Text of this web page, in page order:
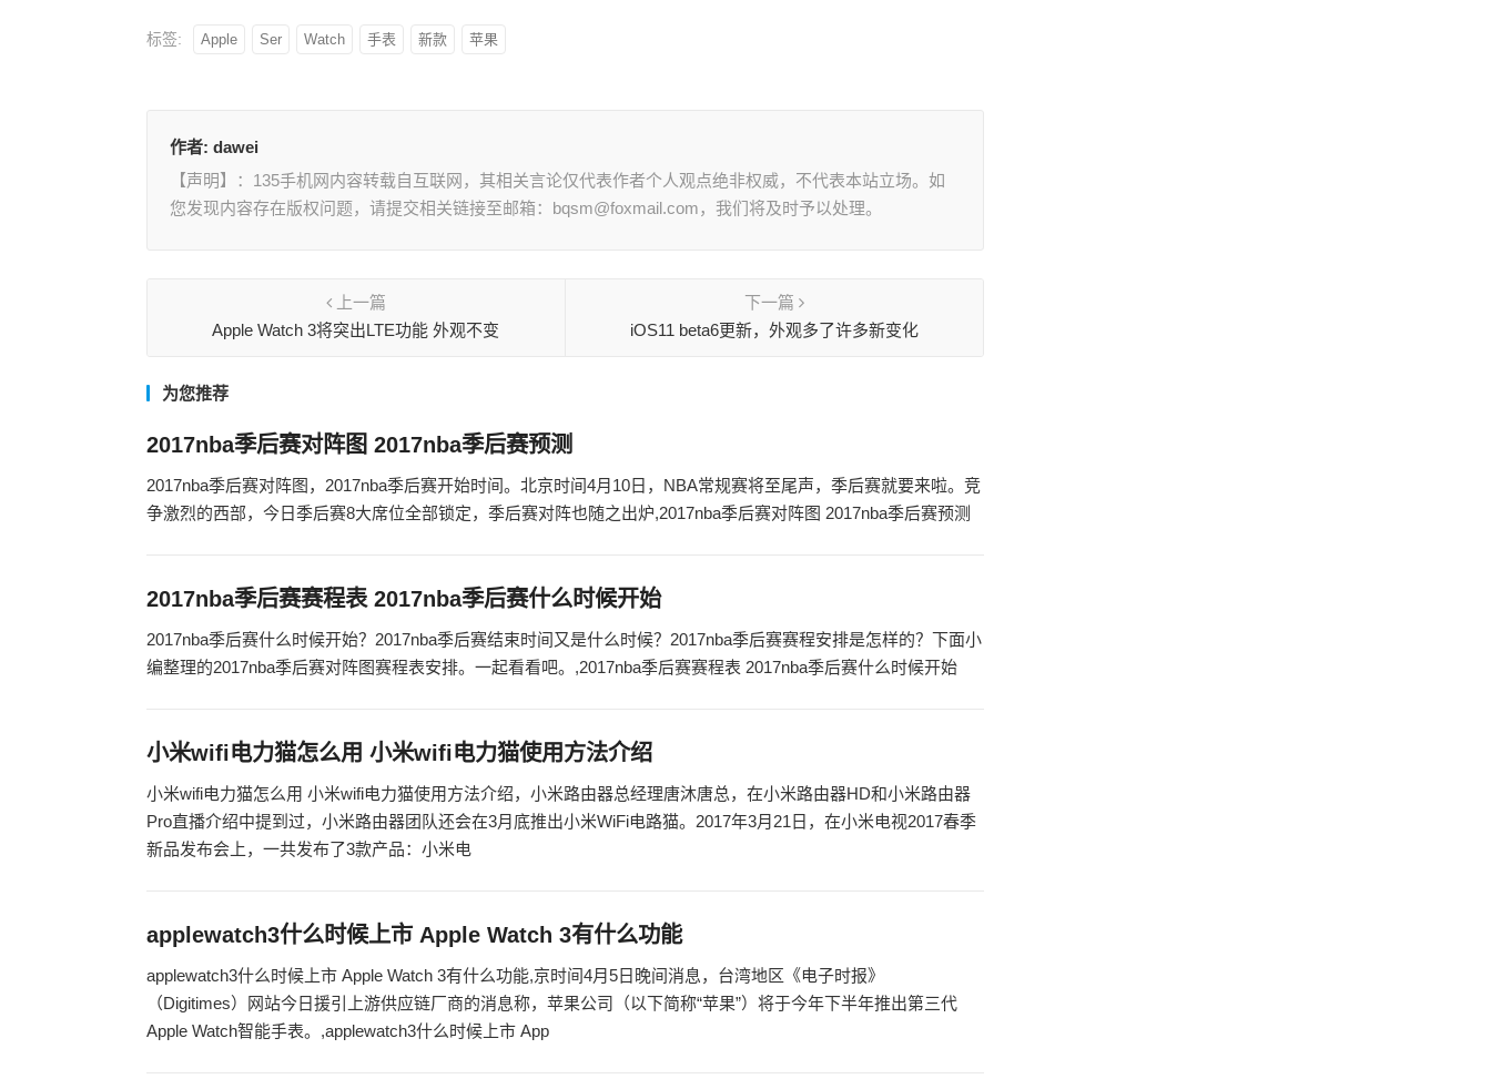
标签: Apple Ser Watch 手表 新款 苹果
作者: dawei
【声明】：135手机网内容转载自互联网，其相关言论仅代表作者个人观点绝非权威，不代表本站立场。如
您发现内容存在版权问题，请提交相关链接至邮箱：bqsm@foxmail.com，我们将及时予以处理。
上一篇
Apple Watch 3将突出LTE功能 外观不变
下一篇
iOS11 beta6更新，外观多了许多新变化
为您推荐
2017nba季后赛对阵图 2017nba季后赛预测
2017nba季后赛对阵图，2017nba季后赛开始时间。北京时间4月10日，NBA常规赛将至尾声，季后赛就要来啦。竞
争激烈的西部，今日季后赛8大席位全部锁定，季后赛对阵也随之出炉,2017nba季后赛对阵图 2017nba季后赛预测
2017nba季后赛赛程表 2017nba季后赛什么时候开始
2017nba季后赛什么时候开始？2017nba季后赛结束时间又是什么时候？2017nba季后赛赛程安排是怎样的？下面小
编整理的2017nba季后赛对阵图赛程表安排。一起看看吧。,2017nba季后赛赛程表 2017nba季后赛什么时候开始
小米wifi电力猫怎么用 小米wifi电力猫使用方法介绍
小米wifi电力猫怎么用 小米wifi电力猫使用方法介绍，小米路由器总经理唐沐唐总，在小米路由器HD和小米路由器
Pro直播介绍中提到过，小米路由器团队还会在3月底推出小米WiFi电路猫。2017年3月21日，在小米电视2017春季
新品发布会上，一共发布了3款产品：小米电
applewatch3什么时候上市 Apple Watch 3有什么功能
applewatch3什么时候上市 Apple Watch 3有什么功能,京时间4月5日晚间消息，台湾地区《电子时报》
（Digitimes）网站今日援引上游供应链厂商的消息称，苹果公司（以下简称“苹果”）将于今年下半年推出第三代
Apple Watch智能手表。,applewatch3什么时候上市 App